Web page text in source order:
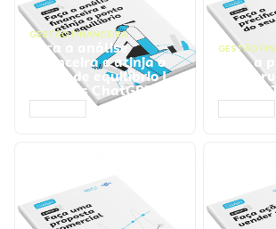
GESTÃO FINANCEIRA
Faça a análise
financeira e atinja o
ponto de equilíbrio |
Prompts ChatGPT
GESTÃO
Faça a
seu